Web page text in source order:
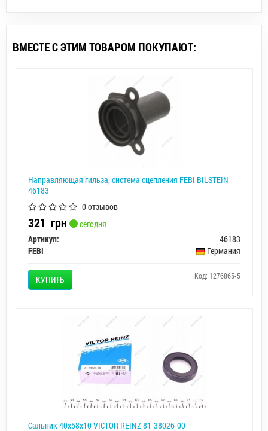
ВМЕСТЕ С ЭТИМ ТОВАРОМ ПОКУПАЮТ:
Направляющая гильза, система сцепления FEBI BILSTEIN
46183
0 отзывов
321 грн
сегодня
Артикул:
46183
FEBI
Германия
КУПИТЬ Код: 1276865-5
Сальник 40x58x10 VICTOR REINZ 81-38026-00